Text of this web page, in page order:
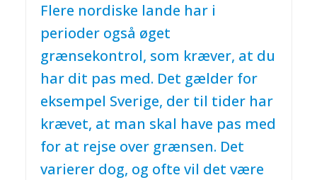
Flere nordiske lande har i
perioder også øget
grænsekontrol, som kræver, at du
har dit pas med. Det gælder for
eksempel Sverige, der til tider har
krævet, at man skal have pas med
for at rejse over grænsen. Det
varierer dog, og ofte vil det være